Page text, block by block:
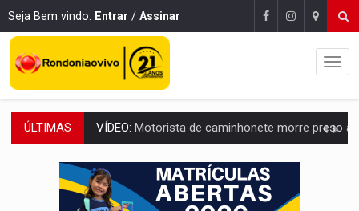
Seja Bem vindo. Entrar / Assinar
ÚLTIMAS LAZER:Seis lugares gratuitos para aproveitar o fim de semana
VÍDEO:FTICCO e Força Tática prendem membro do CV com arma e drogas
INCLUSÃO: Prefeitura fortalece parceria com a APAE para ampliar ações